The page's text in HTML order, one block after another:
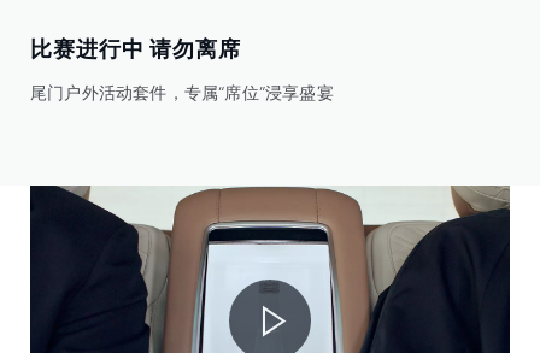
比赛进行中 请勿离席
尾门户外活动套件，专属“席位”浸享盛宴